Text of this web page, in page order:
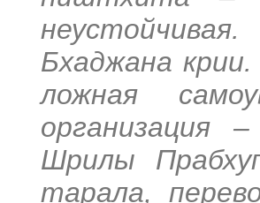
Бхаджана
ложная
Шрилы
тарала,